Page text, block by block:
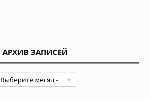
АРХИВ ЗАПИСЕЙ